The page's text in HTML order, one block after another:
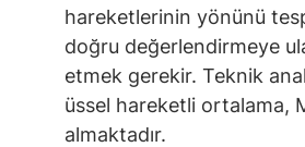
hareketlerinin yönünü
doğru değerlendirmeye
etmek gerekir. Teknik
üssel hareketli ortalama,
almaktadır.